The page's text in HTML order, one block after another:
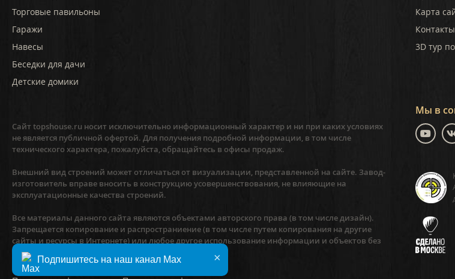
Торговые павильоны
Гаражи
Навесы
Беседки для дачи
Детские домики
Карта
Контакты
3D тур
Мы в
Сайт topshouse.ru носит исключительно информационный характер и ни при каких условиях
не является публичной офертой. Для получения подробной информации, в том числе
технического характера, пожалуйста, обращайтесь в офисы продаж.
Внешний вид строений может отличаться от визуализации, представленной на сайте. Завод-
изготовитель вправе вносить в конструкцию усовершенствования, не влияющие на
эксплуатационные качества строений.
Все материалы данного сайта являются объектами авторского права (в том числе дизайн).
Запрещается копирование и распространиение (в том числе путем копирования на другие
сайты и ресурсы в Интернете) или любое другое использование информации и объектов без
предварительного согласия правообладателя.
×
Подпишитесь на наш канал Max